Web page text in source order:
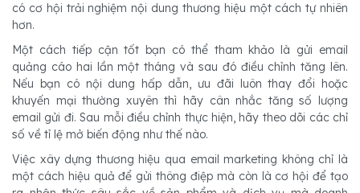
có cơ hội trải nghiệm nội dung thương hiệu một cách tự nhiên
hơn.
Một cách tiếp cận tốt bạn có thể tham khảo là gửi email
quảng cáo hai lần một tháng và sau đó điều chỉnh tăng lên.
Nếu bạn có nội dung hấp dẫn, ưu đãi luôn thay đổi hoặc
khuyến mại thường xuyên thì hãy cân nhắc tăng số lượng
email gửi đi. Sau mỗi điều chỉnh thực hiện, hãy theo dõi các chỉ
số về tỉ lệ mở biến động như thế nào.
Việc xây dựng thương hiệu qua email marketing không chỉ là
một cách hiệu quả để gửi thông điệp mà còn là cơ hội để tạo